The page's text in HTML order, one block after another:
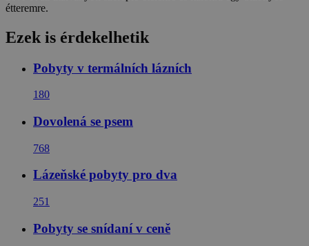
étteremre.
Ezek is érdekelhetik
Pobyty v termálních lázních
180
Dovolená se psem
768
Lázeňské pobyty pro dva
251
Pobyty se snídaní v ceně